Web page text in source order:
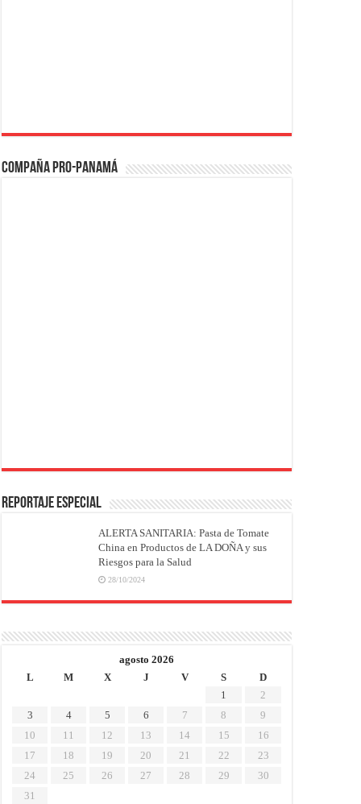
Compaña PRO-Panamá
REPORTAJE ESPECIAL
ALERTA SANITARIA: Pasta de Tomate
China en Productos de LA DOÑA y sus
Riesgos para la Salud
28/10/2024
agosto 2026
L
M X J V S
D
1
2
3
4 5 6 7 8
9
10
11 12 13 14 15
16
17
18 19 20 21 22
23
24
25 26 27 28 29
30
31